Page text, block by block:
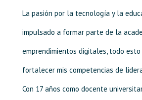
La pasión por la tecnología y la
impulsado a formar parte de la
emprendimientos digitales, todo
fortalecer mis competencias de
Con 17 años como docente